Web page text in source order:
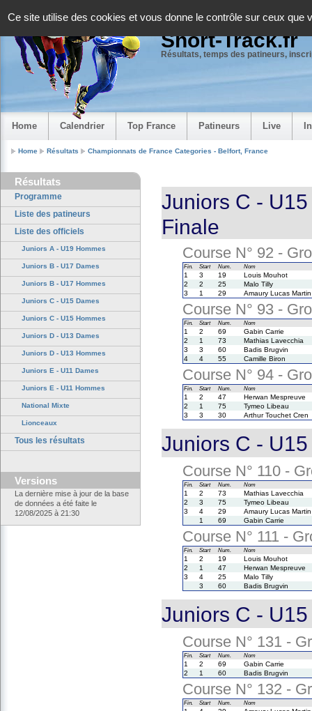
Ce site utilise des cookies et vous donne le contrôle sur ceux que
Short-Track.fr
Résultats, temps des patineurs,
Home Calendrier Top France Patineurs Live
Home Résultats Championnats de France Categories - Belfort, France
Résultats
Programme
Liste des patineurs
Liste des officiels
Juniors A - U19 Hommes
Juniors B - U17 Dames
Juniors B - U17 Hommes
Juniors C - U15 Dames
Juniors C - U15 Hommes
Juniors D - U13 Dames
Juniors D - U13 Hommes
Juniors E - U11 Dames
Juniors E - U11 Hommes
National Mixte
Lionceaux
Tous les résultats
Versions
La dernière mise à jour de la base
de données a été faite le
12/08/2025 à 21:30
Juniors C -
Finale
Course N° 92 -
Fin. Start Num. Nom
1 3 19
Louis Mouhot
2
2 25
Malo Tilly
3
1 29 Amaury Lucas Martin
Course N° 93 -
Fin. Start Num. Nom
1 2 69
Gabin Carrie
2
1 73
Mathias Lavecchia
3
3 60
Badis Brugvin
4
4 55 Camille Biron
Course N° 94 -
Fin. Start Num. Nom
1 2 47
Herwan Mespreuve
2
1 75
Tymeo Libeau
3
3 30 Arthur Touchet Cren
Juniors C -
Course N° 110 -
Fin. Start Num. Nom
1 2 73
Mathias Lavecchia
2
3 75
Tymeo Libeau
3
4 29
Amaury Lucas Martin
1
69 Gabin Carrie
Course N° 111 -
Fin. Start Num. Nom
1 2 19
Louis Mouhot
2
1 47
Herwan Mespreuve
3
4 25
Malo Tilly
3
60 Badis Brugvin
Juniors C -
Course N° 131 -
Fin. Start Num. Nom
1 2 69
Gabin Carrie
2
1 60 Badis Brugvin
Course N° 132 -
Fin. Start Num. Nom